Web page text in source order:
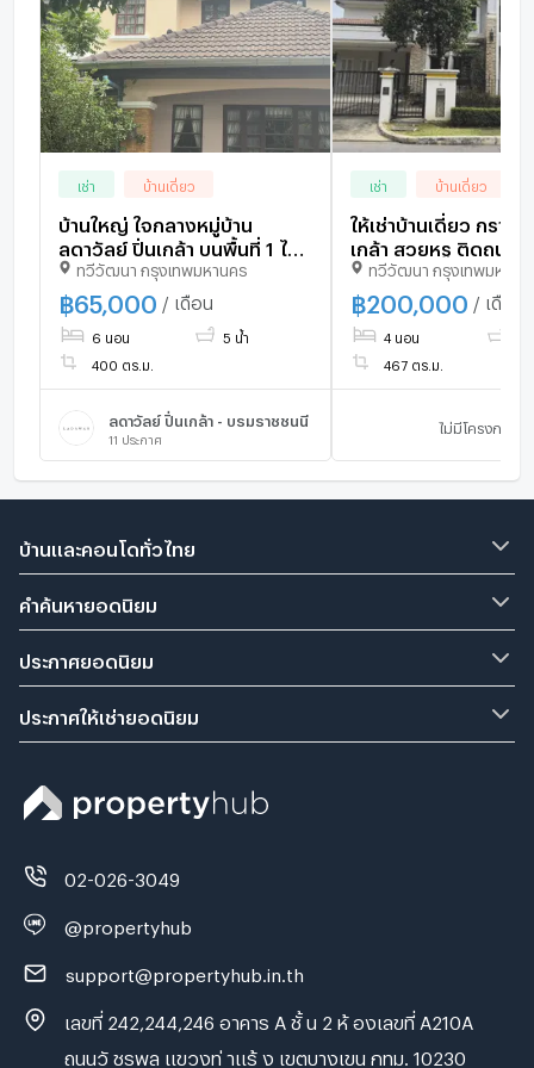
เช่า บ้านเดี่ยว
บ้านใหญ่ ใจกลางหมู่บ้าน
ลดาวัลย์ ปิ่นเกล้า บนพื้นที่ 1 ไร่
ครึ่งทวีวัฒนา กรุงเทพมหานคร
฿65,000 / เดือน
6 นอน 5 น้ำ
400 ตร.ม.
ลดาวัลย์ ปิ่นเกล้า - บรมราชชนนี
11 ประกาศ
เช่า บ้านเดี่ยว
ให้เช่าบ้านเดี่ยว กรานา
เกล้า สวยหรู ติดถนนบ
ชนนี บ้านเงียบสงบ เป็
ทวีวัฒนา กรุงเทพมหานค
฿200,000 / เดือน
4 นอน
467 ตร.ม.
ไม่มีโครงการ
บ้านและคอนโดทั่วไทย
คำค้นหายอดนิยม
ประกาศยอดนิยม
ประกาศให้เช่ายอดนิยม
02-026-3049
@propertyhub
support@propertyhub.in.th
เลขที่ 242,244,246 อาคาร A ชั้ น 2 ห้ องเลขที่ A210A
ถนนวั ชรพล แขวงท่ าแร้ ง เขตบางเขน กทม. 10230